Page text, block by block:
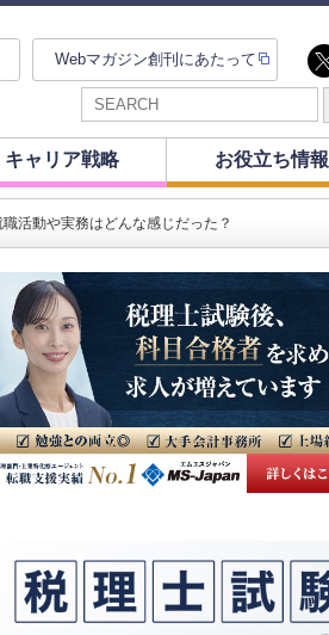
Webマガジン創刊にあたって
キャリア戦略 お役立ち情報
活動や実務はどんな感じだった？